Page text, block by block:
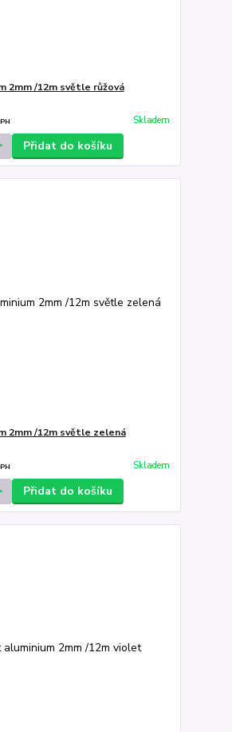
2mm /12m světle růžová
Skladem
Přidat do košíku
2mm /12m světle zelená
Skladem
Přidat do košíku